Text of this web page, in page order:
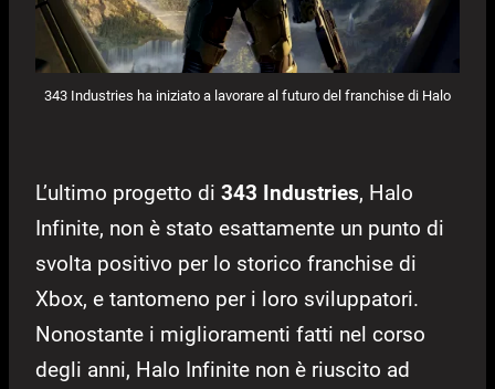
343 Industries ha iniziato a lavorare al futuro del franchise di Halo
L’ultimo progetto di 343 Industries, Halo
Infinite, non è stato esattamente un punto di
svolta positivo per lo storico franchise di
Xbox, e tantomeno per i loro sviluppatori.
Nonostante i miglioramenti fatti nel corso
degli anni, Halo Infinite non è riuscito ad